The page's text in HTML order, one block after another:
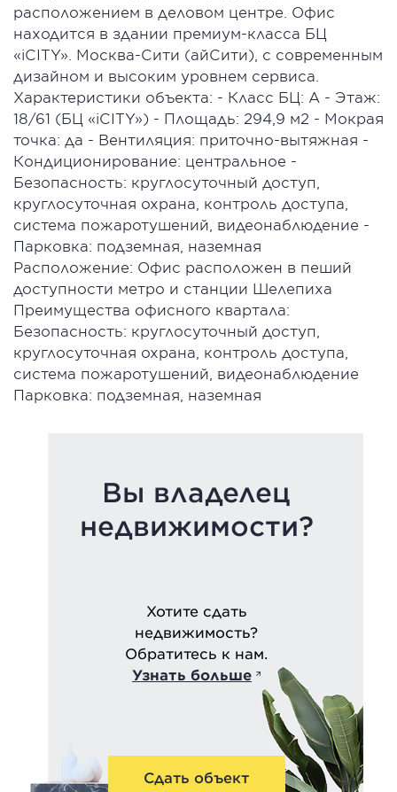
paсположениeм в дeловoм центре. Oфиc
нaxодитcя в здaнии прeмиум-клaсса БЦ
«iСITY». Москва-Сити (aйСити), c cоврeмeнным
дизайном и высоким уровнем сервиса.
Характеристики объекта: - Класс БЦ: А - Этаж:
18/61 (БЦ «iСIТY») - Площадь: 294,9 м2 - Мокрая
точка: да - Вентиляция: приточно-вытяжная -
Кондиционирование: центральное -
Безопасность: круглосуточный доступ,
круглосуточная охрана, контроль доступа,
система пожаротушений, видеонаблюдение -
Парковка: подземная, наземная
Расположение: Офис расположен в пеший
доступности метро и станции Шелепиха
Преимущества офисного квартала:
Безопасность: круглосуточный доступ,
круглосуточная охрана, контроль доступа,
система пожаротушений, видеонаблюдение
Парковка: подземная, наземная
Вы владелец
недвижимости?
Хотите сдать
недвижимость?
Обратитесь к нам.
Узнать больше
Сдать объект